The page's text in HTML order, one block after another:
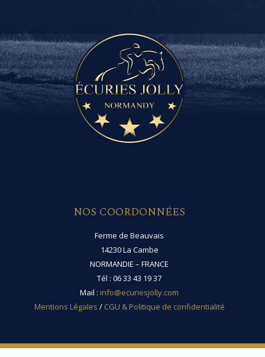
NOS COORDONNÉES
Ferme de Beauvais
14230 La Cambe
NORMANDIE – FRANCE
Tél : 06 33 43 19 37
Mail :info@ecuriesjolly.com
Mentions Légales / CGU & Politique de confidentialité